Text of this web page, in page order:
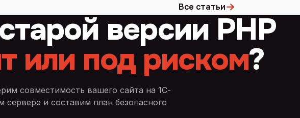
Все статьи→
версии PHP
или под риском?
совместимость вашего сайта на 1С-
сервере и составим план безопасного